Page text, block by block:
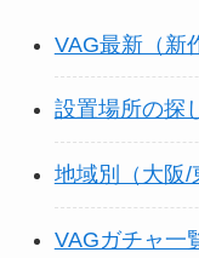
VAG最新（新
設置場所の探
地域別（大阪/
VAGガチャ一